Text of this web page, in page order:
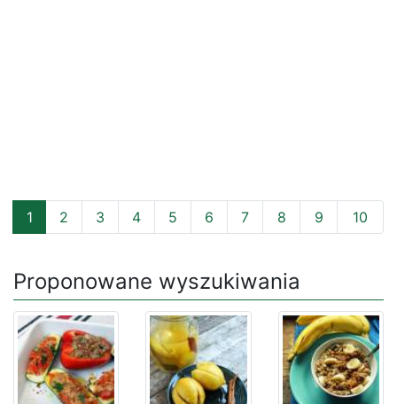
1 2 3 4 5 6 7 8 9 10
Proponowane wyszukiwania